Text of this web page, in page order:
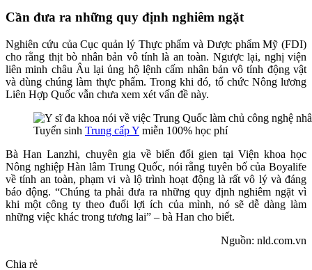
Cần đưa ra những quy định nghiêm ngặt
Nghiên cứu của Cục quản lý Thực phẩm và Dược phẩm Mỹ (FDI)
cho rằng thịt bò nhân bản vô tính là an toàn. Ngược lại, nghị viện
liên minh châu Âu lại ủng hộ lệnh cấm nhân bản vô tính động vật
và dùng chúng làm thực phẩm. Trong khi đó, tổ chức Nông lương
Liên Hợp Quốc vẫn chưa xem xét vấn đề này.
Tuyển sinh Trung cấp Y miễn 100% học phí
Bà Han Lanzhi, chuyên gia về biến đổi gien tại Viện khoa học
Nông nghiệp Hàn lâm Trung Quốc, nói rằng tuyên bố của Boyalife
về tính an toàn, phạm vi và lộ trình hoạt động là rất vô lý và đáng
báo động. “Chúng ta phải đưa ra những quy định nghiêm ngặt vì
khi một công ty theo đuổi lợi ích của mình, nó sẽ dễ dàng làm
những việc khác trong tương lai” – bà Han cho biết.
Nguồn: nld.com.vn
Chia rẻ